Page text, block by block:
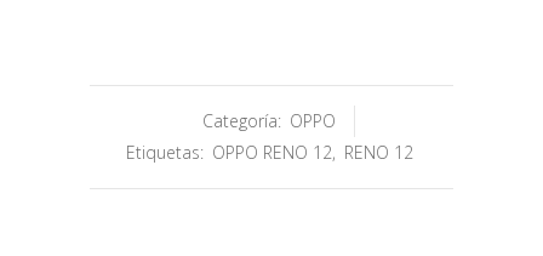
Categoría: OPPO
Etiquetas: OPPO RENO 12, RENO 12